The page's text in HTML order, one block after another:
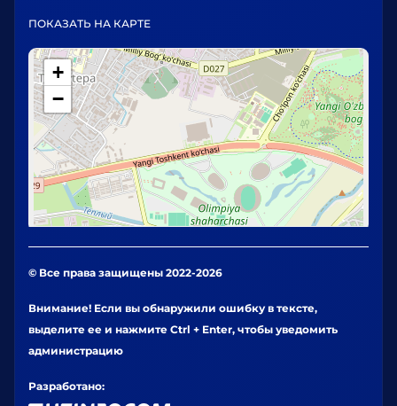
ПОКАЗАТЬ НА КАРТЕ
+
−
© Все права защищены 2022-2026
Внимание! Если вы обнаружили ошибку в тексте,
выделите ее и нажмите Ctrl + Enter, чтобы уведомить
администрацию
Разработано: